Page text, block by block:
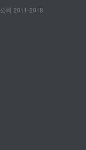
司 2011-2018